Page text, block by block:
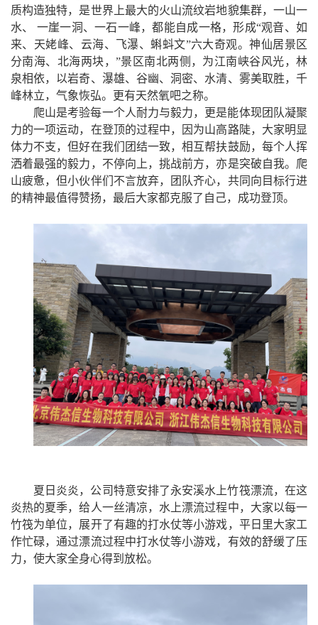
质构造独特，是世界上最大的火山流纹岩地貌集群，一山一
水、 一崖一洞、一石一峰，都能自成一格，形成“观音、如
来、天姥峰、云海、飞瀑、蝌蚪文”六大奇观。神仙居景区
分南海、北海两块， ”景区南北两侧，为江南峡谷风光，林
泉相依，以岩奇、瀑雄、谷幽、洞密、水清、雾美取胜，千
峰林立，气象恢弘。更有天然氧吧之称。
爬山是考验每一个人耐力与毅力，更是能体现团队凝聚
力的一项运动，在登顶的过程中，因为山高路陡，大家明显
体力不支，但好在我们团结一致，相互帮扶鼓励，每个人挥
洒着最强的毅力，不停向上，挑战前方，亦是突破自我。爬
山疲惫，但小伙伴们不言放弃，团队齐心，共同向目标行进
的精神最值得赞扬，最后大家都克服了自己，成功登顶。
夏日炎炎，公司特意安排了永安溪水上竹筏漂流，在这
炎热的夏季，给人一丝清凉，水上漂流过程中，大家以每一
竹筏为单位，展开了有趣的打水仗等小游戏，平日里大家工
作忙碌，通过漂流过程中打水仗等小游戏，有效的舒缓了压
力，使大家全身心得到放松。